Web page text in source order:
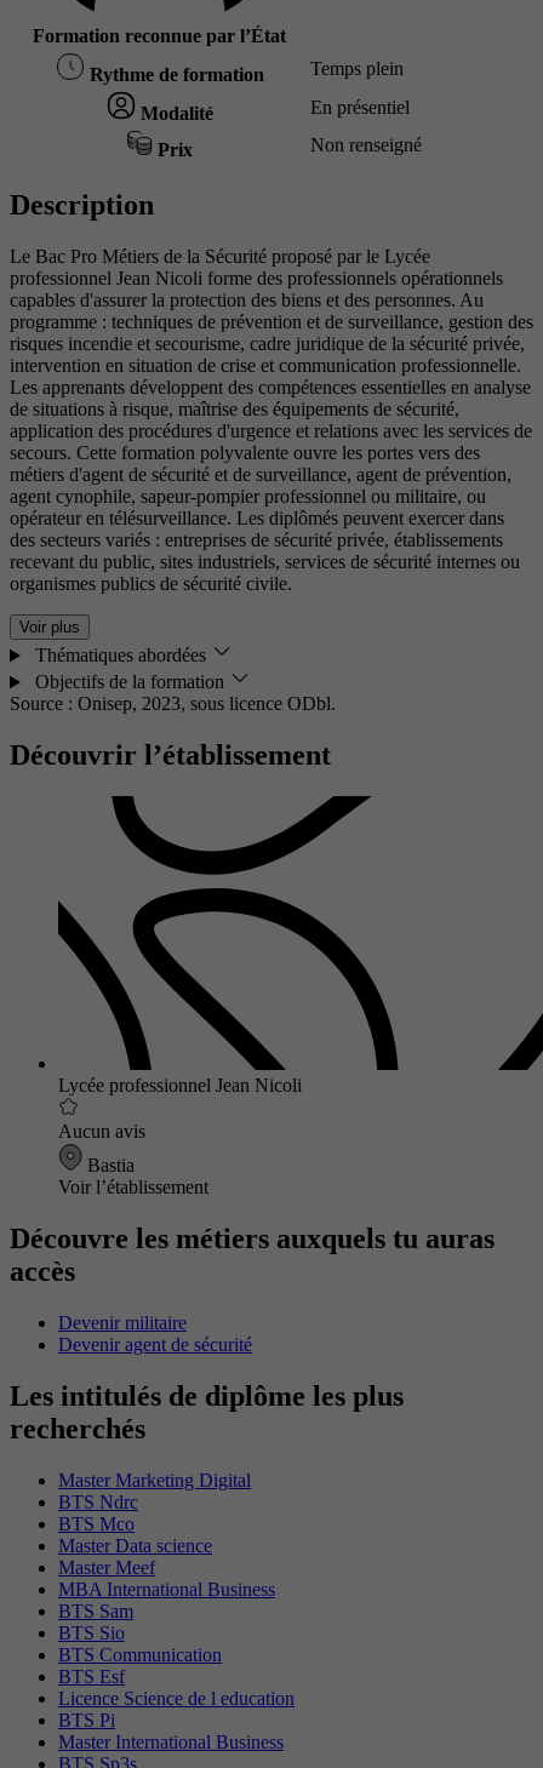
Formation reconnue par l’État
Rythme de formation Temps plein
Modalité En présentiel
Prix Non renseigné
Description
Le Bac Pro Métiers de la Sécurité proposé par le Lycée
professionnel Jean Nicoli forme des professionnels opérationnels
capables d'assurer la protection des biens et des personnes. Au
programme : techniques de prévention et de surveillance, gestion des
risques incendie et secourisme, cadre juridique de la sécurité privée,
intervention en situation de crise et communication professionnelle.
Les apprenants développent des compétences essentielles en analyse
de situations à risque, maîtrise des équipements de sécurité,
application des procédures d'urgence et relations avec les services de
secours. Cette formation polyvalente ouvre les portes vers des
métiers d'agent de sécurité et de surveillance, agent de prévention,
agent cynophile, sapeur-pompier professionnel ou militaire, ou
opérateur en télésurveillance. Les diplômés peuvent exercer dans
des secteurs variés : entreprises de sécurité privée, établissements
recevant du public, sites industriels, services de sécurité internes ou
organismes publics de sécurité civile.
Voir plus
Thématiques abordées
Objectifs de la formation
Source : Onisep, 2023, sous licence ODbl.
Découvrir l’établissement
Lycée professionnel Jean Nicoli
Aucun avis
Bastia
Voir l’établissement
Découvre les métiers auxquels tu auras
accès
Devenir militaire
Devenir agent de sécurité
Les intitulés de diplôme les plus
recherchés
Master Marketing Digital
BTS Ndrc
BTS Mco
Master Data science
Master Meef
MBA International Business
BTS Sam
BTS Sio
BTS Communication
BTS Esf
Licence Science de l education
BTS Pi
Master International Business
BTS Sp3s